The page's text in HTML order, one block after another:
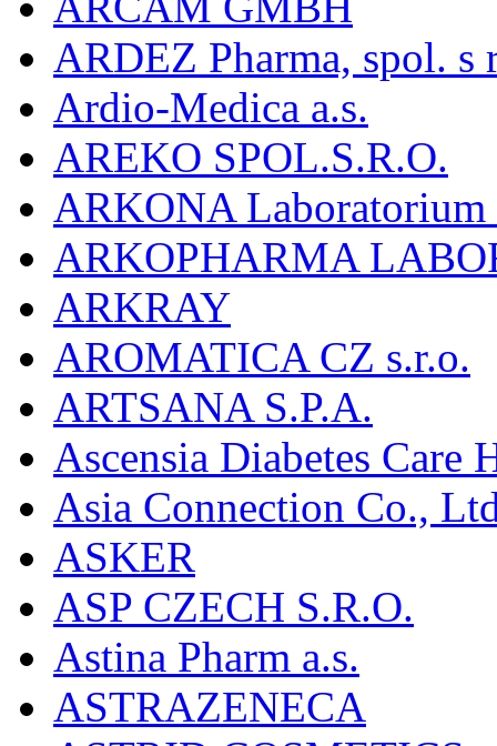
ARDEZ Pharma, spol. s
Ardio-Medica a.s.
AREKO SPOL.S.R.O.
ARKONA
ARKOPHARMA
ARKRAY
AROMATICA CZ s.r.o.
ARTSANA S.P.A.
Ascensia Diabetes Care
Asia Connection Co.,
ASKER
ASP CZECH S.R.O.
Astina Pharm a.s.
ASTRAZENECA